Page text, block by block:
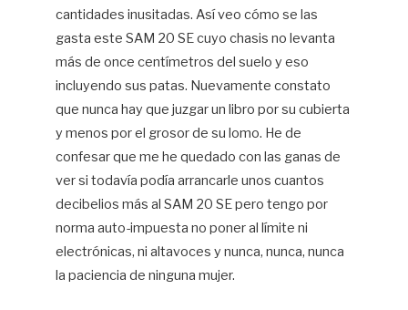
cantidades inusitadas. Así veo cómo se las
gasta este SAM 20 SE cuyo chasis no levanta
más de once centímetros del suelo y eso
incluyendo sus patas. Nuevamente constato
que nunca hay que juzgar un libro por su cubierta
y menos por el grosor de su lomo. He de
confesar que me he quedado con las ganas de
ver si todavía podía arrancarle unos cuantos
decibelios más al SAM 20 SE pero tengo por
norma auto-impuesta no poner al límite ni
electrónicas, ni altavoces y nunca, nunca, nunca
la paciencia de ninguna mujer.